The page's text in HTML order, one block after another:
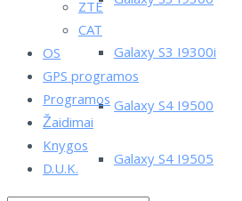
Galaxy S3 I9300i
Galaxy S4 I9500
Galaxy S4 I9505
ZTE
CAT
OS
GPS programos
Programos
Žaidimai
Knygos
D.U.K.